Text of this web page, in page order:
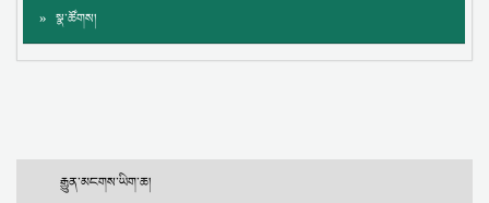
སྣ་ཚོགས།
རྒྱུན་མངགས་ཡིག་ཆ།